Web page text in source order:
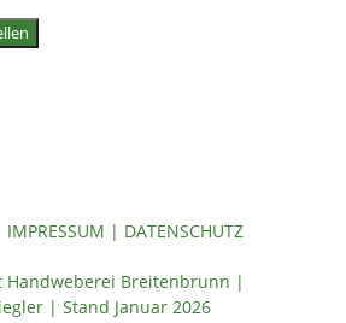
IMPRESSUM | DATENSCHUTZ
Breitenbrunn |
| Stand Januar 2026